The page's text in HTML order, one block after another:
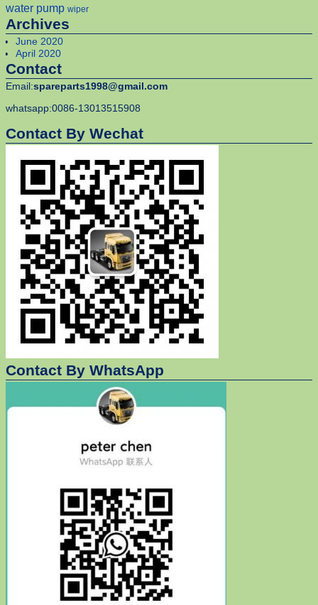
water pump wiper
Archives
June 2020
April 2020
Contact
Email:spareparts1998@gmail.com
whatsapp:0086-13013515908
Contact By Wechat
Contact By WhatsApp